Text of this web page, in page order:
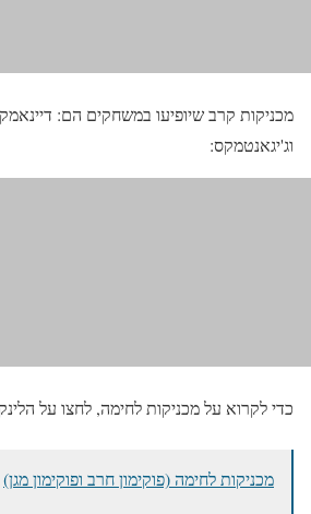
מכניקות קרב שיופיעו במשחקים הם:
וג'יגאנטמקס:
כדי לקרוא על מכניקות לחימה, לחצו על
מכניקות לחימה (פוקימון חרב ופוקימון מגן)